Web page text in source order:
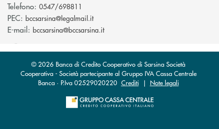
Telefono: 0547/698811
PEC: bccsarsina@legalmail.it(si apre l’app di posta elettronica)
E-mail: bccsarsina@bccsarsina.it(si apre l’app di posta elettronica)
© 2026 Banca di Credito Cooperativo di Sarsina Società
Cooperativa - Società partecipante al Gruppo IVA Cassa Centrale
Banca · P.Iva 02529020220 Crediti| Note legali